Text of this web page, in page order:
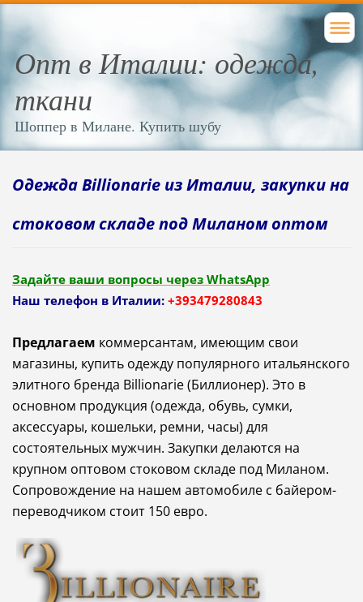
Опт в Италии: одежда,
ткани
Шоппер в Милане. Купить шубу
Одежда Billionarie из Италии, закупки на
стоковом складе под Миланом оптом
Задайте ваши вопросы через WhatsApp
Наш телефон в Италии: +393479280843
Предлагаем коммерсантам, имеющим свои
магазины, купить одежду популярного итальянского
элитного бренда Billionarie (Биллионер). Это в
основном продукция (одежда, обувь, сумки,
аксессуары, кошельки, ремни, часы) для
состоятельных мужчин. Закупки делаются на
крупном оптовом стоковом складе под Миланом.
Сопровождение на нашем автомобиле с байером-
переводчиком стоит 150 евро.